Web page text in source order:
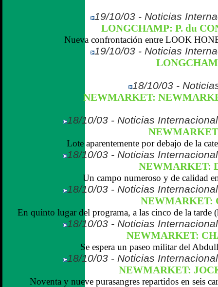
19/10/03 - Noticias
LONGCHAMP: P. du
Nueva confrontación entre LOOK
19/10/03 - Noticias
18/10/03 -
NEWMARKET:
18/10/03 - Noticias
Lote aparentemente por debajo de la
18/10/03 - Noticias
NEWMARKET:
Un campo numeroso y de calidad
18/10/03 - Noticias
NEWMARKET:
En quinto lugar del programa, a las cinco de la tarde
18/10/03 - Noticias
NEWMARKET:
Se espera un paseo militar del
18/10/03 - Noticias
NEWMARKET:
Noventa y nueve purasangres repartidos en seis